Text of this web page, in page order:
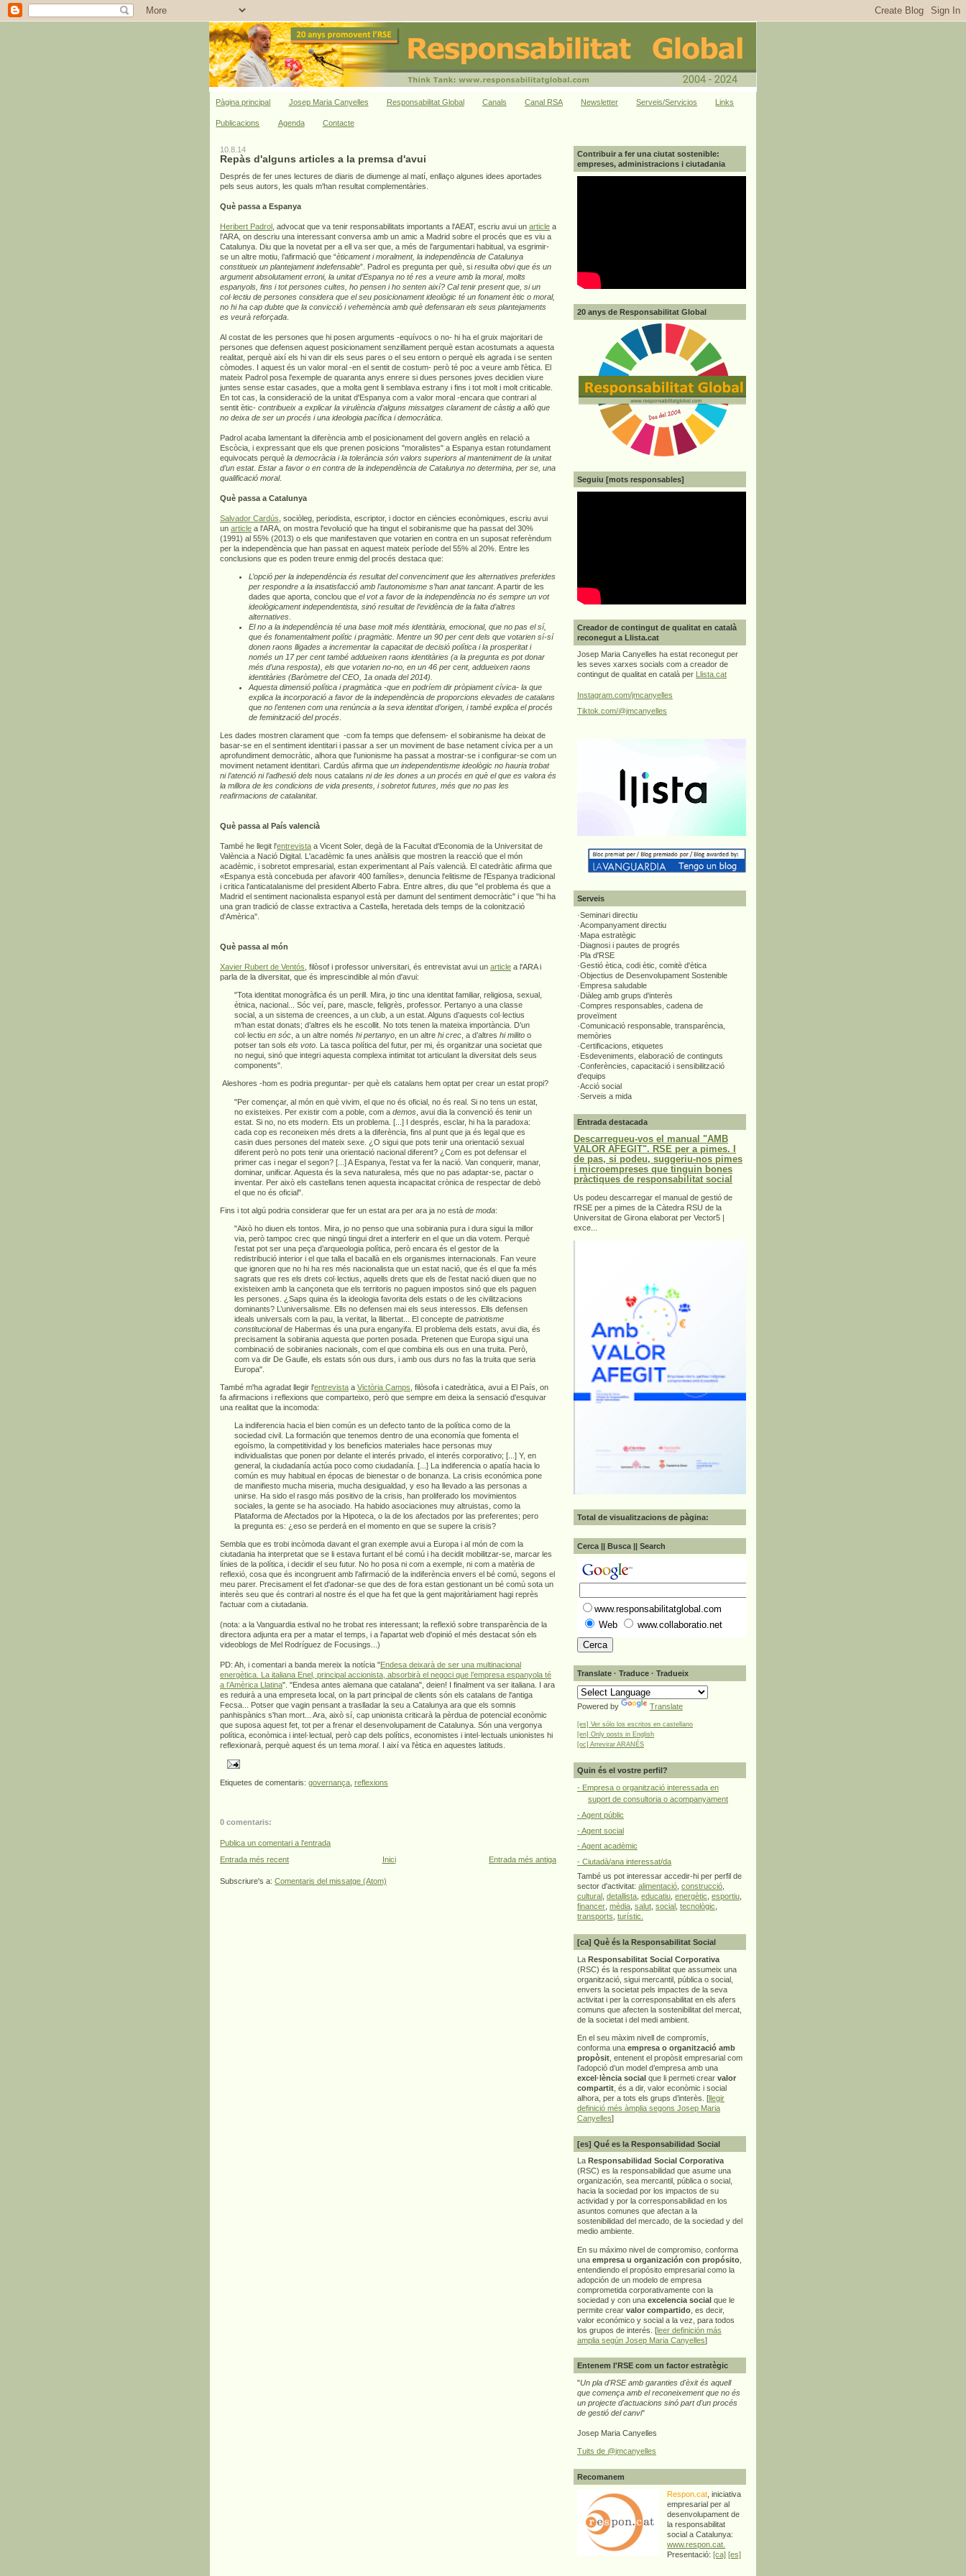
Pàgina principal Josep Maria Canyelles Responsabilitat Global Canals Canal RSA Newsletter Serveis/Servicios Links
Publicacions Agenda Contacte
10.8.14
Repàs d'alguns articles a la premsa d'avui
Després de fer unes lectures de diaris de diumenge al matí, enllaço algunes idees aportades
pels seus autors, les quals m'han resultat complementàries.
Què passa a Espanya
Heribert Padrol , advocat que va tenir responsabilitats importants a l'AEAT, escriu avui un article a
l'ARA, on descriu una interessant conversa amb un amic a Madrid sobre el procés que es viu a
Catalunya. Diu que la novetat per a ell va ser que, a més de l'argumentari habitual, va esgrimir-
se un altre motiu, l’afirmació que “èticament i moralment, la independència de Catalunya
constitueix un plantejament indefensable”. Padrol es pregunta per què, si resulta obvi que és un
argument absolutament erroni, la unitat d’Espanya no té res a veure amb la moral, molts
espanyols, fins i tot persones cultes, ho pensen i ho senten així? Cal tenir present que, si un
col·lectiu de persones considera que el seu posicionament ideològic té un fonament ètic o moral,
no hi ha cap dubte que la convicció i vehemència amb què defensaran els seus plantejaments
es veurà reforçada
Al costat de les persones que hi posen arguments -equívocs o no- hi ha el gruix majoritari de
persones que defensen aquest posicionament senzillament perquè estan acostumats a aquesta
realitat, perquè així els hi van dir els seus pares o el seu entorn o perquè els agrada i se senten
còmodes. I aquest és un valor moral -en el sentit de costum- però té poc a veure amb l'ètica. El
mateix Padrol posa l'exemple de quaranta anys enrere si dues persones joves decidien viure
juntes sense estar casades, que a molta gent li semblava estrany i fins i tot molt i molt criticable.
En tot cas, la consideració de la unitat d'Espanya com a valor moral -encara que contrari al
sentit ètic- contribueix a explicar la virulència d’alguns missatges clarament de càstig a allò que
no deixa de ser un procés i una ideologia pacífica i democràtica
Padrol acaba lamentant la diferència amb el posicionament del govern anglès en relació a
Escòcia, i expressant que els que prenen posicions "moralistes" a Espanya estan rotundament
equivocats perquè la democràcia i la tolerància són valors superiors al manteniment de la unitat
d’un estat. Estar a favor o en contra de la independència de Catalunya no determina, per se, una
qualificació moral.
Què passa a Catalunya
Salvador Cardús , sociòleg, periodista, escriptor, i doctor en ciències econòmiques, escriu avui
un article a l'ARA, on mostra l'evolució que ha tingut el sobiranisme que ha passat del 30%
(1991) al 55% (2013) o els que manifestaven que votarien en contra en un suposat referèndum
per la independència que han passat en aquest mateix període del 55% al 20%. Entre les
conclusions que es poden treure enmig del procés destaca que:
L’opció per la independència és resultat del convenciment que les alternatives preferides
per respondre a la insatisfacció amb l’autonomisme s’han anat tancant. A partir de les
dades que aporta, conclou que el vot a favor de la independència no és sempre un vot
ideològicament independentista, sinó resultat de l’evidència de la falta d’altres
alternatives
El no a la independència té una base molt més identitària, emocional, que no pas el sí,
que és fonamentalment polític i pragmàtic. Mentre un 90 per cent dels que votarien sí-sí
donen raons lligades a incrementar la capacitat de decisió política i la prosperitat i
només un 17 per cent també addueixen raons identitàries (a la pregunta es pot donar
més d’una resposta), els que votarien no-no, en un 46 per cent, addueixen raons
identitàries (Baròmetre del CEO, 1a onada del 2014).
Aquesta dimensió política i pragmàtica -que en podríem dir pròpiament cívica- la que
explica la incorporació a favor de la independència de proporcions elevades de catalans
que no l’entenen com una renúncia a la seva identitat d’origen, i també explica el procés
de feminització del procés
Les dades mostren clarament que -com fa temps que defensem- el sobiranisme ha deixat de
basar-se en el sentiment identitari i passar a ser un moviment de base netament cívica per a un
aprofundiment democràtic, alhora que l'unionisme ha passat a mostrar-se i configurar-se com un
moviment netament identitari. Cardús afirma que un independentisme ideològic no hauria trobat
ni l’atenció ni l’adhesió dels nous catalans ni de les dones a un procés en què el que es valora és
la millora de les condicions de vida presents, i sobretot futures, més que no pas les
reafirmacions de catalanitat.
Què passa al País valencià
També he llegit l'entrevista a Vicent Soler, degà de la Facultat d'Economia de la Universitat de
València a Nació Digital. L'acadèmic fa unes anàlisis que mostren la reacció que el món
acadèmic, i sobretot empresarial, estan experimentant al País valencià. El catedràtic afirma que
«Espanya està concebuda per afavorir 400 famílies», denuncia l'elitisme de l'Espanya tradicional
i critica l'anticatalanisme del president Alberto Fabra. Entre altres, diu que "el problema és que a
Madrid el sentiment nacionalista espanyol està per damunt del sentiment democràtic" i que "hi ha
una gran tradició de classe extractiva a Castella, heretada dels temps de la colonització
d'Amèrica".
Què passa al món
Xavier Rubert de Ventós , filòsof i professor universitari, és entrevistat avui un article a l'ARA i
parla de la diversitat, que és imprescindible al món d'avui:
"Tota identitat monogràfica és un perill. Mira, jo tinc una identitat familiar, religiosa, sexual,
ètnica, nacional... Sóc veí, pare, mascle, feligrès, professor. Pertanyo a una classe
social, a un sistema de creences, a un club, a un estat. Alguns d’aquests col·lectius
m’han estat donats; d’altres els he escollit. No tots tenen la mateixa importància. D’un
col·lectiu en sóc , a un altre només hi pertanyo , en un altre hi crec , a d’altres hi milito o
potser tan sols els voto . La tasca política del futur, per mi, és organitzar una societat que
no negui, sinó que integri aquesta complexa intimitat tot articulant la diversitat dels seus
components".
Aleshores -hom es podria preguntar- per què els catalans hem optat per crear un estat propi?
"Per començar, al món en què vivim, el que no és oficial, no és real. Si no tens un estat,
no existeixes. Per existir com a poble, com a demos , avui dia la convenció és tenir un
estat. Si no, no ets modern. Ets un problema. [...] I després, esclar, hi ha la paradoxa:
cada cop es reconeixen més drets a la diferència, fins al punt que ja és legal que es
casin dues persones del mateix sexe. ¿O sigui que pots tenir una orientació sexual
diferent però no pots tenir una orientació nacional diferent? ¿Com es pot defensar el
primer cas i negar el segon? [...] A Espanya, l’estat va fer la nació. Van conquerir, manar,
dominar, unificar. Aquesta és la seva naturalesa, més que no pas adaptar-se, pactar o
inventar. Per això els castellans tenen aquesta incapacitat crònica de respectar de debò
el que no és oficial".
Fins i tot algú podria considerar que fer un estat ara per ara ja no està de moda:
"Això ho diuen els tontos. Mira, jo no penso que una sobirania pura i dura sigui la millor
via, però tampoc crec que ningú tingui dret a interferir en el que un dia votem. Perquè
l’estat pot ser una peça d’arqueologia política, però encara és el gestor de la
redistribució interior i el que talla el bacallà en els organismes internacionals. Fan veure
que ignoren que no hi ha res més nacionalista que un estat nació, que és el que fa més
sagrats que res els drets col·lectius, aquells drets que els de l’estat nació diuen que no
existeixen amb la cançoneta que els territoris no paguen impostos sinó que els paguen
les persones. ¿Saps quina és la ideologia favorita dels estats o de les civilitzacions
dominants? L’universalisme. Ells no defensen mai els seus interessos. Ells defensen
ideals universals com la pau, la veritat, la llibertat... El concepte de patriotisme
constitucionalde Habermas és una pura enganyifa. El problema dels estats, avui dia, és
precisament la sobirania aquesta que porten posada. Pretenen que Europa sigui una
combinació de sobiranies nacionals, com el que combina els ous en una truita. Però,
com va dir De Gaulle, els estats són ous durs, i amb ous durs no fas la truita que seria
Europa".
També m'ha agradat llegir l'entrevista a Victòria Camps , filòsofa i catedràtica, avui a El País, on
fa afirmacions i reflexions que comparteixo, però que sempre em deixa la sensació d'esquivar
una realitat que la incomoda:
La indiferencia hacia el bien común es un defecto tanto de la política como de la
sociedad civil. La formación que tenemos dentro de una economía que fomenta el
egoísmo, la competitividad y los beneficios materiales hace personas muy
individualistas que ponen por delante el interés privado, el interés corporativo; [...] Y, en
general, la ciudadanía actúa poco como ciudadanía. [...] La indiferencia o apatía hacia lo
común es muy habitual en épocas de bienestar o de bonanza. La crisis económica pone
de manifiesto mucha miseria, mucha desigualdad, y eso ha llevado a las personas a
unirse. Ha sido el rasgo más positivo de la crisis, han proliferado los movimientos
sociales, la gente se ha asociado. Ha habido asociaciones muy altruistas, como la
Plataforma de Afectados por la Hipoteca, o la de los afectados por las preferentes; pero
la pregunta es: ¿eso se perderá en el momento en que se supere la crisis?
Sembla que es trobi incòmoda davant el gran exemple avui a Europa i al món de com la
ciutadania ha interpretat que se li estava furtant el bé comú i ha decidit mobilitzar-se, marcar les
línies de la política, i decidir el seu futur. No ho posa ni com a exemple, ni com a matèria de
reflexió, cosa que és incongruent amb l'afirmació de la indiferència envers el bé comú, segons el
meu parer. Precisament el fet d'adonar-se que des de fora estan gestionant un bé comú sota un
interès seu que és contrari al nostre és el que ha fet que la gent majoritàriament hagi reprès
l'actuar com a ciutadania.
(nota: a la Vanguardia estival no he trobat res interessant; la reflexió sobre transparència de la
directora adjunta era per a matar el temps, i a l'apartat web d'opinió el més destacat són els
videoblogs de Mel Rodríguez de Focusings...)
PD: Ah, i comentari a banda mereix la notícia "Endesa deixarà de ser una multinacional
energètica. La italiana Enel, principal accionista, absorbirà el negoci que l’empresa espanyola té
a l’Amèrica Llatina". "Endesa antes alemana que catalana", deien! I finalment va ser italiana. I ara
es reduirà a una empreseta local, on la part principal de clients són els catalans de l'antiga
Fecsa... Potser que vagin pensant a traslladar la seu a Catalunya ara que els somnis
panhispànics s'han mort... Ara, això sí, cap unionista criticarà la pèrdua de potencial econòmic
que suposa aquest fet, tot per a frenar el desenvolupament de Catalunya. Són una vergonya
política, econòmica i intel·lectual, però cap dels polítics, economistes i intel·lectuals unionistes hi
reflexionarà, perquè aquest és un tema moral. I així va l'ètica en aquestes latituds.
Etiquetes de comentaris: governança reflexions
0 comentaris:
Publica un comentari a l'entrada
Entrada més recent
Entrada més antiga
Inici
Subscriure's a: Comentaris del missatge (Atom)
Contribuir a fer una ciutat sostenible:
empreses, administracions i ciutadania
20 anys de Responsabilitat Global
Seguiu [mots responsables]
Creador de contingut de qualitat en català
reconegut a Llista.cat
Josep Maria Canyelles ha estat reconegut per
les seves xarxes socials com a creador de
contingut de qualitat en català per
Llista.cat
Instagram.com/jmcanyelles
Tiktok.com/@jmcanyelles
Serveis
·Seminari directiu
·Acompanyament directiu
·Mapa estratègic
·Diagnosi i pautes de progrés
·Pla d'RSE
·Gestió ètica, codi ètic, comitè d'ètica
·Objectius de Desenvolupament Sostenible
·Empresa saludable
·Diàleg amb grups d'interès
·Compres responsables, cadena de
proveïment
·Comunicació responsable, transparència,
memòries
·Certificacions, etiquetes
·Esdeveniments, elaboració de continguts
·Conferències, capacitació i sensibilització
d'equips
·Acció social
·Serveis a mida
Entrada destacada
Descarregueu-vos el manual "AMB
VALOR AFEGIT". RSE per a pimes. I
de pas, si podeu, suggeriu-nos pimes
i microempreses que tinguin bones
pràctiques de responsabilitat social
Us podeu descarregar el manual de gestió de
l'RSE per a pimes de la Càtedra RSU de la
Universitat de Girona elaborat per Vector5 |
exce...
Total de visualitzacions de pàgina:
Cerca || Busca || Search
www.responsabilitatglobal.com
Web
www.collaboratio.net
Translate · Traduce · Tradueix
Powered by Translate
[es] Ver sólo los escritos en castellano
[en] Only posts in English
[oc] Arrevirar ARANÉS
Quin és el vostre perfil?
- Empresa o organització interessada en
suport de consultoria o acompanyament
- Agent públic
- Agent social
- Agent acadèmic
- Ciutadà/ana interessat/da
També us pot interessar accedir-hi per perfil de
sector d'activitat: alimentació construcció
cultural
detallista educatiu energètic esportiu
financer mèdia salut social tecnològic
transports turístic.
[ca] Què és la Responsabilitat Social
La Responsabilitat Social Corporativa
(RSC) és la responsabilitat que assumeix una
organització, sigui mercantil, pública o social,
envers la societat pels impactes de la seva
activitat i per la corresponsabilitat en els afers
comuns que afecten la sostenibilitat del mercat,
de la societat i del medi ambient.
En el seu màxim nivell de compromís,
conforma una empresa o organització amb
propòsit , entenent el propòsit empresarial com
l’adopció d’un model d’empresa amb una
excel·lència social que li permeti crear valor
compartit , és a dir, valor econòmic i social
alhora, per a tots els grups d’interès. [llegir
definició més àmplia segons Josep Maria
Canyelles]
[es] Qué es la Responsabilidad Social
La Responsabilidad Social Corporativa
(RSC) es la responsabilidad que asume una
organización, sea mercantil, pública o social,
hacia la sociedad por los impactos de su
actividad y por la corresponsabilidad en los
asuntos comunes que afectan a la
sostenibilidad del mercado, de la sociedad y del
medio ambiente.
En su máximo nivel de compromiso, conforma
una empresa u organización con propósito
entendiendo el propósito empresarial como la
adopción de un modelo de empresa
comprometida corporativamente con la
sociedad y con una excelencia social que le
permite crear valor compartido , es decir,
valor económico y social a la vez, para todos
los grupos de interés. [leer definición más
amplia según Josep Maria Canyelles]
Entenem l'RSE com un factor estratègic
"Un pla d'RSE amb garanties d'èxit és aquell
que comença amb el reconeixement que no és
un projecte d'actuacions sinó part d'un procés
de gestió del canvi"
Josep Maria Canyelles
Tuits de @jmcanyelles
Recomanem
Respon.cat , iniciativa
empresarial per al
desenvolupament de
la responsabilitat
social a Catalunya:
www.respon.cat.
Presentació:[ca] [es]